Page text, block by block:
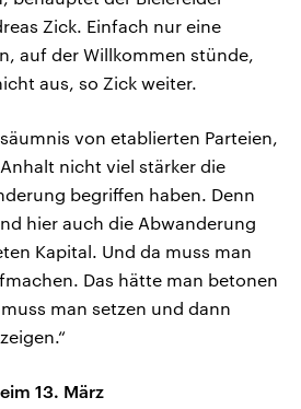
Zick. Einfach nur eine
auf der Willkommen stünde,
aus, so Zick weiter.
von etablierten Parteien,
nicht viel stärker die
begriffen haben. Denn
hier auch die Abwanderung
Kapital. Und da muss man
Das hätte man betonen
man setzen und dann
13. März